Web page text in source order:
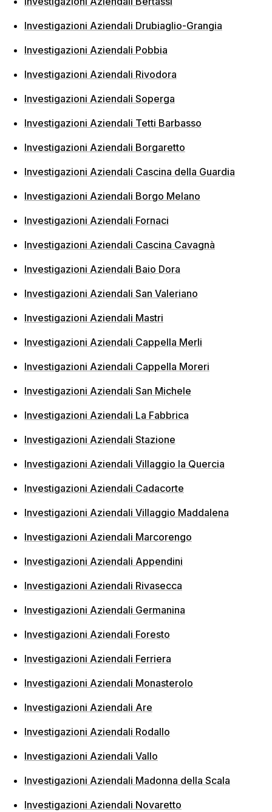
Investigazioni Aziendali Drubiaglio-Grangia
Investigazioni Aziendali Pobbia
Investigazioni Aziendali Rivodora
Investigazioni Aziendali Soperga
Investigazioni Aziendali Tetti Barbasso
Investigazioni Aziendali Borgaretto
Investigazioni Aziendali Cascina della Guardia
Investigazioni Aziendali Borgo Melano
Investigazioni Aziendali Fornaci
Investigazioni Aziendali Cascina Cavagnà
Investigazioni Aziendali Baio Dora
Investigazioni Aziendali San Valeriano
Investigazioni Aziendali Mastri
Investigazioni Aziendali Cappella Merli
Investigazioni Aziendali Cappella Moreri
Investigazioni Aziendali San Michele
Investigazioni Aziendali La Fabbrica
Investigazioni Aziendali Stazione
Investigazioni Aziendali Villaggio la Quercia
Investigazioni Aziendali Cadacorte
Investigazioni Aziendali Villaggio Maddalena
Investigazioni Aziendali Marcorengo
Investigazioni Aziendali Appendini
Investigazioni Aziendali Rivasecca
Investigazioni Aziendali Germanina
Investigazioni Aziendali Foresto
Investigazioni Aziendali Ferriera
Investigazioni Aziendali Monasterolo
Investigazioni Aziendali Are
Investigazioni Aziendali Rodallo
Investigazioni Aziendali Vallo
Investigazioni Aziendali Madonna della Scala
Investigazioni Aziendali Novaretto